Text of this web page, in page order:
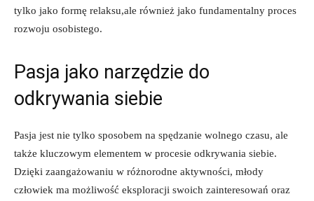
tylko jako formę relaksu,ale ⁣również jako fundamentalny proces⁢
rozwoju osobistego.
Pasja jako narzędzie do
odkrywania siebie
Pasja jest‌ nie tylko sposobem na spędzanie wolnego czasu, ‍ale
także⁤ kluczowym elementem⁤ w‍ procesie⁢ odkrywania siebie.
⁢Dzięki zaangażowaniu w różnorodne aktywności, młody‍
człowiek ma możliwość eksploracji swoich ​zainteresowań oraz